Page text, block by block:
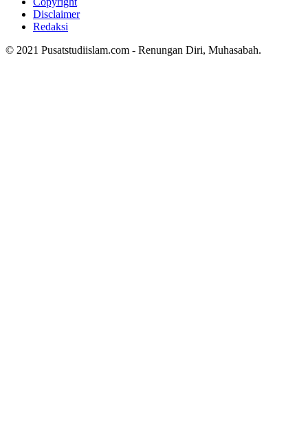
Disclaimer
Redaksi
© 2021 Pusatstudiislam.com - Renungan Diri, Muhasabah.